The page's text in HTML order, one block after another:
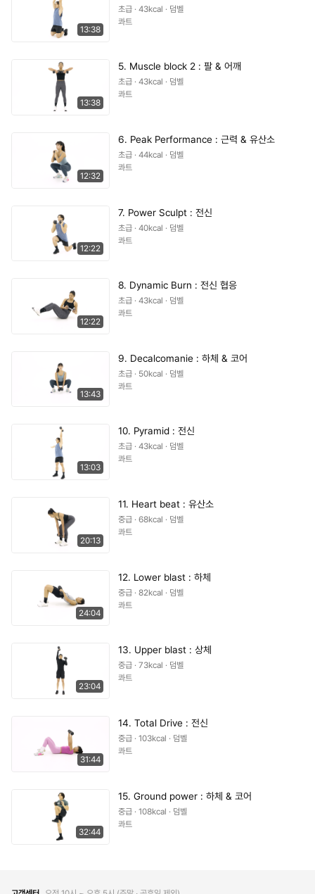
13:38
초급 · 43kcal · 덤벨
콰트
13:38
5. Muscle block 2 : 팔 & 어깨
초급 · 43kcal · 덤벨
콰트
12:32
6. Peak Performance : 근력 & 유산소
초급 · 44kcal · 덤벨
콰트
12:22
7. Power Sculpt : 전신
초급 · 40kcal · 덤벨
콰트
12:22
8. Dynamic Burn : 전신 협응
초급 · 43kcal · 덤벨
콰트
13:43
9. Decalcomanie : 하체 & 코어
초급 · 50kcal · 덤벨
콰트
13:03
10. Pyramid : 전신
초급 · 43kcal · 덤벨
콰트
20:13
11. Heart beat : 유산소
중급 · 68kcal · 덤벨
콰트
24:04
12. Lower blast : 하체
중급 · 82kcal · 덤벨
콰트
23:04
13. Upper blast : 상체
중급 · 73kcal · 덤벨
콰트
31:44
14. Total Drive : 전신
중급 · 103kcal · 덤벨
콰트
32:44
15. Ground power : 하체 & 코어
중급 · 108kcal · 덤벨
콰트